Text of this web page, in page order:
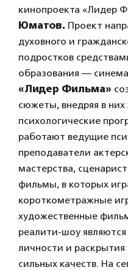
кинопроекта «Лидер
Юматов. Проект
духовного и
подростков
образования —
«Лидер Фильма»
сюжеты, внедряя в
психологические
работают ведущие
преподаватели
мастерства,
фильмы, в которых
короткометражные
художественные
реалити-шоу
личности и раскрытия
сильных качеств. На